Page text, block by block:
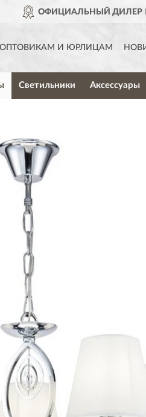
ОФИЦИАЛЬНЫЙ ДИЛЕР
ОПТОВИКАМ И ЮРЛИЦАМ
Светильники Аксессуары